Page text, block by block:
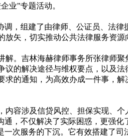
业”专题活动。
组建了由律师、公证员、法律
矢，切实推动公共法律服务资源
吉林海赫律师事务所张律师聚
的解决途径与维权要点，以及
的通知，为高效办成一件事，
涉及信贷风控、担保实现、个
，不仅解决了实际困惑，更强化
服务的下沉。它有效搭建了司